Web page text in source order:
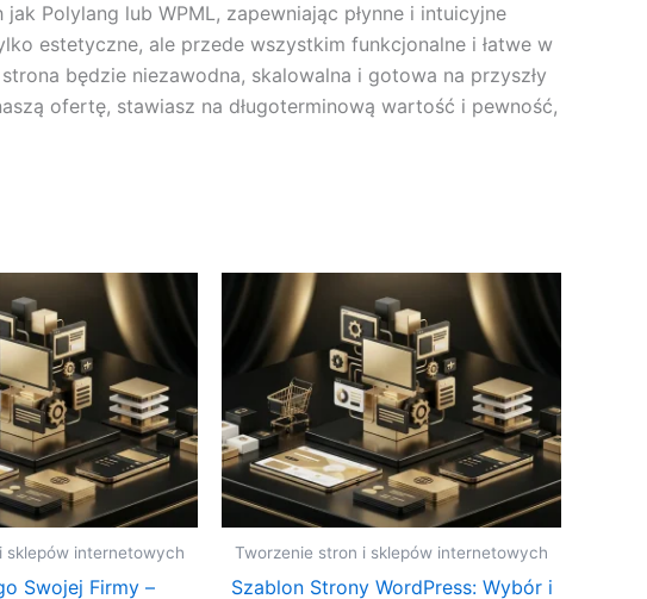
Polylang lub WPML, zapewniając płynne i intuicyjne
estetyczne, ale przede wszystkim funkcjonalne i łatwe w
będzie niezawodna, skalowalna i gotowa na przyszły
ofertę, stawiasz na długoterminową wartość i pewność,
sklepów internetowych
Swojej Firmy –
Tworzenie stron i sklepów internetowych
Szablon Strony WordPress: Wybór i